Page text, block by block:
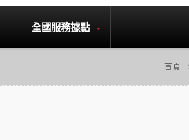
全國服務據點
首頁